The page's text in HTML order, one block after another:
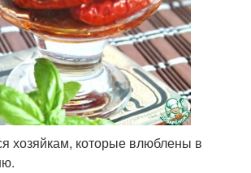
хозяйкам, которые влюблены в